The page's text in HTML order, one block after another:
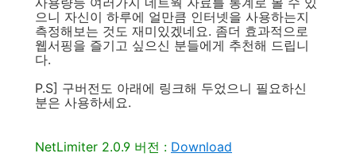
으니 자신이 하루에 얼만큼 인터넷을 사용하는지
측정해보는 것도 재미있겠네요. 좀더 효과적으로
웹서핑을 즐기고 싶으신 분들에게 추천해 드립니
다.
P.S] 구버전도 아래에 링크해 두었으니 필요하신
분은 사용하세요.
NetLimiter 2.0.9 버전 : Download